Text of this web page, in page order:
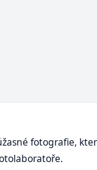
fotografie,